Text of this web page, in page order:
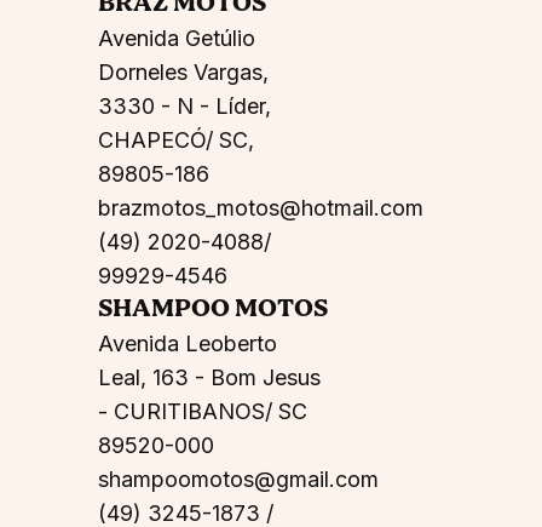
Avenida Getúlio
Dorneles Vargas,
3330 - N - Líder,
CHAPECÓ/ SC,
89805-186
brazmotos_motos@hotmail.com
(49) 2020-4088/
99929-4546
SHAMPOO MOTOS
Avenida Leoberto
Leal, 163 - Bom Jesus
- CURITIBANOS/ SC
89520-000
shampoomotos@gmail.com
(49) 3245-1873 /